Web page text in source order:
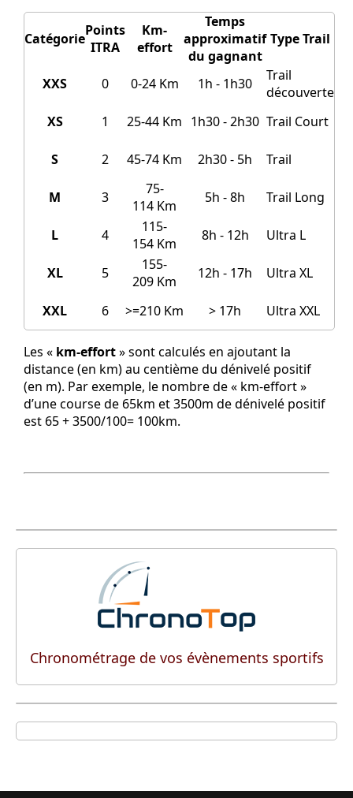
CatégoriePoints
ITRA
Km-
effort
Temps
approximatif
du gagnant
Type Trail
XXS 0 0-24 Km 1h - 1h30
Trail
découverte
XS
1 25-44 Km 1h30 - 2h30 Trail Court
S 2 45-74 Km 2h30 - 5h Trail
M 3
75-
114 Km
5h - 8h Trail Long
L 4
115-
154 Km
8h - 12h Ultra L
XL 5
155-
209 Km
12h - 17h Ultra XL
XXL 6 >=210 Km > 17h Ultra XXL
Les « km-effort» sont calculés en ajoutant la
distance (en km) au centième du dénivelé positif
(en m). Par exemple, le nombre de « km-effort »
d’une course de 65km et 3500m de dénivelé positif
est 65 + 3500/100= 100km.
Chronométrage de vos évènements sportifs